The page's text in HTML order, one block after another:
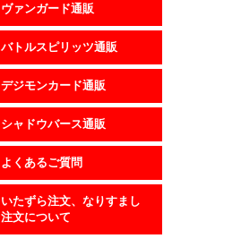
ヴァンガード通販
バトルスピリッツ通販
デジモンカード通販
シャドウバース通販
よくあるご質問
いたずら注文、なりすまし
注文について